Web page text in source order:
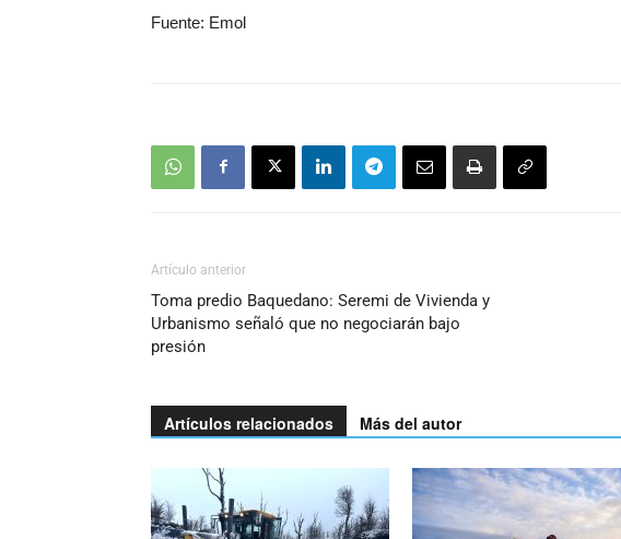
Fuente: Emol
Artículo anterior
Toma predio Baquedano: Seremi de Vivienda y
Urbanismo señaló que no negociarán bajo
presión
Artículos relacionados Más del autor